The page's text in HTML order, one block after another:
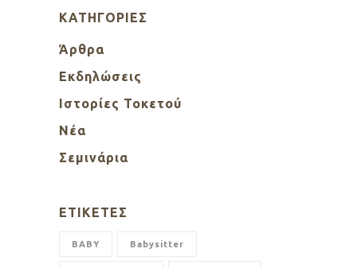
KΑΤΗΓΟΡΊΕΣ
Άρθρα
Εκδηλώσεις
Ιστορίες Τοκετού
Νέα
Σεμινάρια
ΕΤΙΚΈΤΕΣ
BABY Babysitter